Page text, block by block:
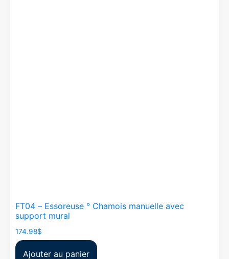
FT04 – Essoreuse ° Chamois manuelle avec
support mural
174.98$
Ajouter au panier